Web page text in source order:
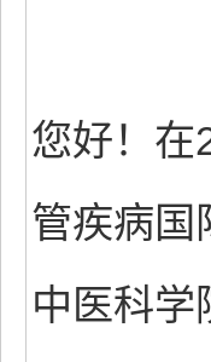
您好！在
管疾病国
中医科学